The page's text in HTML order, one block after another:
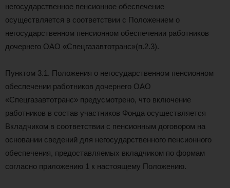
негосударственное пенсионное обеспечение
осуществляется в соответствии с Положением о
негосударственном пенсионном обеспечении работников
дочернего ОАО «Спецгазавтотранс»(п.2.3).
Пунктом 3.1. Положения о негосударственном пенсионном
обеспечении работников дочернего ОАО
«Спецгазавтотранс» предусмотрено, что включение
работников в состав участников Фонда осуществляется
Вкладчиком в соответствии с пенсионным договором на
основании сведений для негосударственного пенсионного
обеспечения, предоставляемых вкладчиком по формам
согласно приложению 1 к настоящему Положению.